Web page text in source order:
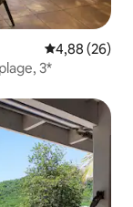
Évaluation
4,88 (26)
3*